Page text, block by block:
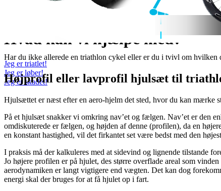
Hvad kan vi hjælpe med?
Jeg er triatlet!
Jeg er løber!
Jeg er skadet!
Har du ikke allerede en triathlon cykel eller er du i tvivl om hvilken
Højprofil eller lavprofil hjulsæt til
Hjulsættet er næst efter en aero-hjelm det sted, hvor du kan mærke
På et hjulsæt snakker vi omkring nav’et og fælgen. Nav’et er den
omdiskuterede er fælgen, og højden af denne (profilen), da en
en konstant hastighed, vil det firkantet set være bedst med den
I praksis må der kalkuleres med at sidevind og lignende tilstande
Jo højere profilen er på hjulet, des større overflade areal som
aerodynamiken er langt vigtigere end vægten. Det kan dog
energi skal der bruges for at få hjulet op i fart.